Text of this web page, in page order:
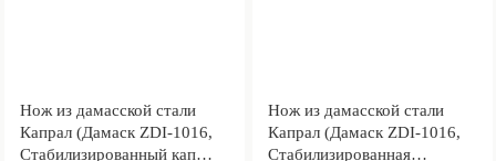
Нож из дамасской стали
Капрал (Дамаск ZDI-1016,
Стабилизированный кап
Нож из дамасской стали
Капрал (Дамаск ZDI-1016,
Стабилизированная